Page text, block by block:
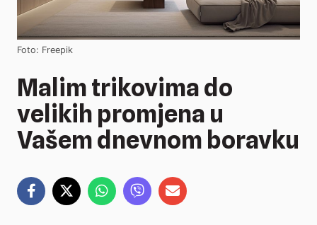
Foto: Freepik
Malim trikovima do
velikih promjena u
Vašem dnevnom boravku